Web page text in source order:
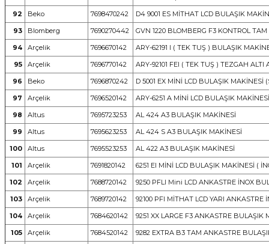
92
Beko 7698470242
D4 9001 ES MİTHAT LCD BULAŞIK
93
Blomberg 7690270442
GVN 1220 BLOMBERG F3 KONTROL
94
Arçelik 7696670142
ARY-62191 I ( TEK TUŞ ) BULAŞIK
95
Arçelik 7696770142
ARY-92101 FEI ( TEK TUŞ ) TEZGAH
96
Beko 7696870242
D 5001 EX MİNİ LCD BULAŞIK MAKİNESİ
97
Arçelik 7696520142
ARY-6251 A MİNİ LCD BULAŞIK
98
Altus 7695723253
AL 424 A3 BULAŞIK MAKİNESİ
99
Altus 7695623253
AL 424 S A3 BULAŞIK MAKİNESİ
100
Altus 7695523253
AL 422 A3 BULAŞIK MAKİNESİ
101
Arçelik 7691820142
6251 EI MİNİ LCD BULAŞIK MAKİNESİ (
102
Arçelik 7688720142
9250 PFLI Mini LCD ANKASTRE İNOX
103
Arçelik 7689720142
92100 PFI MİTHAT LCD YARI ANKASTRE
104
Arçelik 7684620142
9251 XX LARGE F3 ANKASTRE BULAŞIK
105
Arçelik 7684520142
9282 EXTRA B3 TAM ANKASTRE